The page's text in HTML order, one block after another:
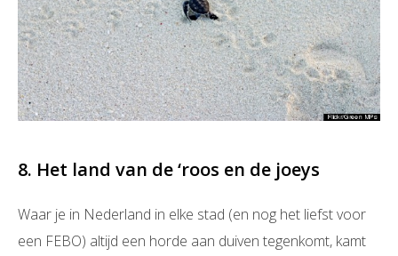
8. Het land van de ‘roos en de joeys
Waar je in Nederland in elke stad (en nog het liefst voor
een FEBO) altijd een horde aan duiven tegenkomt, kamt